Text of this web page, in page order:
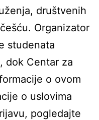
društvenih
Organizator
studenata
dok Centar za
o ovom
o uslovima
pogledajte